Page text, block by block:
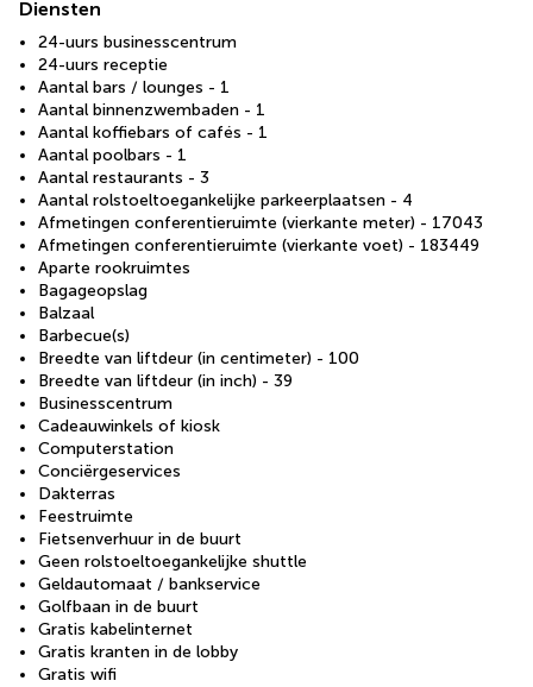
Diensten
24-uurs businesscentrum
24-uurs receptie
Aantal bars / lounges - 1
Aantal binnenzwembaden - 1
Aantal koffiebars of cafés - 1
Aantal poolbars - 1
Aantal restaurants - 3
Aantal rolstoeltoegankelijke parkeerplaatsen - 4
Afmetingen conferentieruimte (vierkante meter) - 17043
Afmetingen conferentieruimte (vierkante voet) - 183449
Aparte rookruimtes
Bagageopslag
Balzaal
Barbecue(s)
Breedte van liftdeur (in centimeter) - 100
Breedte van liftdeur (in inch) - 39
Businesscentrum
Cadeauwinkels of kiosk
Computerstation
Conciërgeservices
Dakterras
Feestruimte
Fietsenverhuur in de buurt
Geen rolstoeltoegankelijke shuttle
Geldautomaat / bankservice
Golfbaan in de buurt
Gratis kabelinternet
Gratis kranten in de lobby
Gratis wifi